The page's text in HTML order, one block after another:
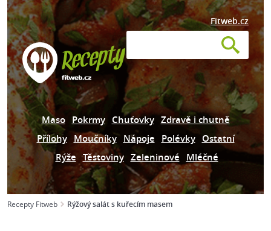
Fitweb.cz
Maso Pokrmy Chuťovky Zdravě i chutně
Přílohy Moučníky Nápoje Polévky Ostatní
Rýže Těstoviny Zeleninové Mléčné
Recepty Fitweb Rýžový salát s kuřecím masem